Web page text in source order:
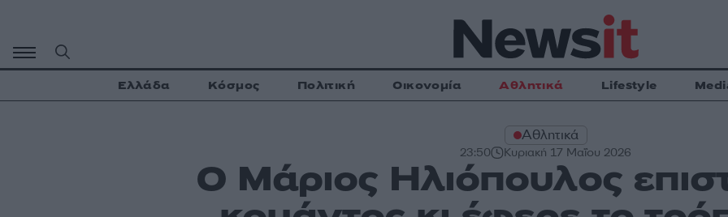
περιεχόμενο
Ελλάδα Κόσμος Πολιτική Οικονομία Αθλητικά Lifestyle
Αθλητικά
23:50 Κυριακή 17 Μαΐου 2026
Ο Μάριος Ηλιόπουλος